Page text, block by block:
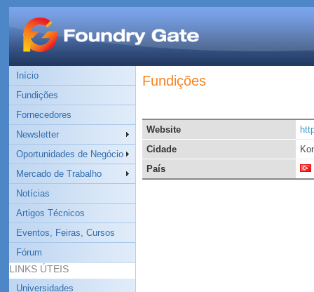
Início
Fundições
Fornecedores
Newsletter
Oportunidades de Negócio
Mercado de Trabalho
Notícias
Artigos Técnicos
Eventos, Feiras, Cursos
Fórum
LINKS ÚTEIS
Universidades
Fundições
Website
Cidade
País